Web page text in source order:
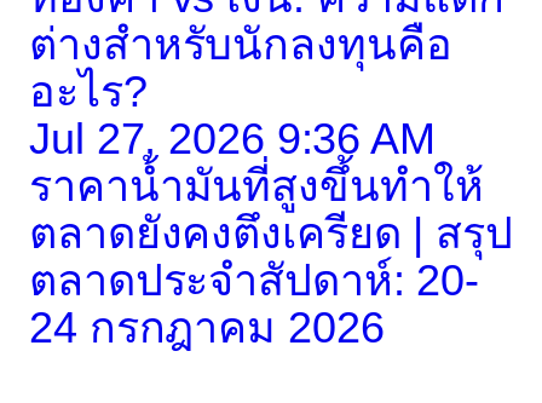
ต่างสำหรับนักลงทุนคือ
อะไร?
Jul 27, 2026 9:36 AM
ราคาน้ำมันที่สูงขึ้นทำให้
ตลาดยังคงตึงเครียด | สรุป
ตลาดประจำสัปดาห์: 20-
24 กรกฎาคม 2026